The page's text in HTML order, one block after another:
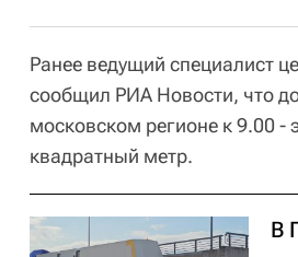
Ранее ведущий специалист
сообщил РИА Новости, что
московском регионе к 9.00 -
квадратный метр.
В